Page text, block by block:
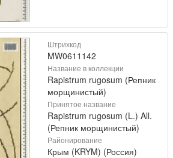
Штрихкод
MW0611142
Название в коллекции
Rapistrum rugosum (Репник
морщинистый)
Принятое название
Rapistrum rugosum (L.) All.
(Репник морщинистый)
Районирование
Крым (KRYM) (Россия)